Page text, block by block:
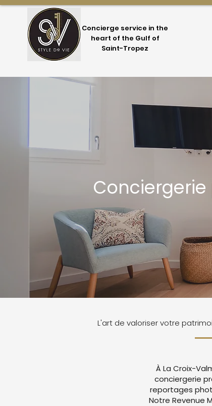
Concierge service in the
heart of the Gulf of
Saint-Tropez
L'art de valoriser votre
À La Croix-
conciergerie
reportages
Notre Revenue